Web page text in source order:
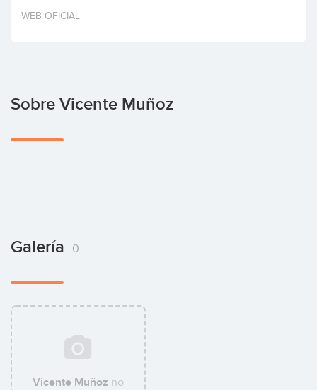
Invertir
WEB OFICIAL
Sobre Vicente Muñoz
Galería 0
Vicente Muñoz no